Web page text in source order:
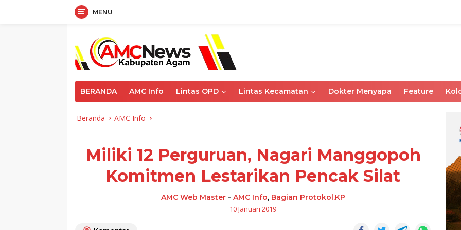
MENU
BERANDA AMC Info Lintas OPD Lintas Kecamatan Dokter Menyapa Feature
Beranda AMC Info
Miliki 12 Perguruan, Nagari Manggopoh
Komitmen Lestarikan Pencak Silat
AMC Web Master- AMC Info, Bagian Protokol.KP
10 Januari 2019